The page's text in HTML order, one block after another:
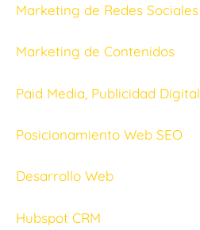
Marketing de Redes Sociales
Marketing de Contenidos
Paid Media, Publicidad Digital
Posicionamiento Web SEO
Desarrollo Web
Hubspot CRM